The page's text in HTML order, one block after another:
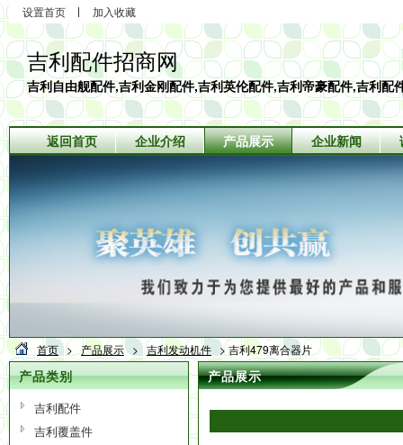
设置首页 加入收藏
吉利配件招商网
吉利自由舰配件,吉利金刚配件,吉利英伦配件,吉利帝豪配件,吉利配
返回首页 企业介绍 产品展示 企业新闻
首页 > 产品展示 > 吉利发动机件 > 吉利479离合器片
产品类别
吉利配件
吉利覆盖件
产品展示